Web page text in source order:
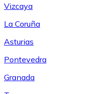
Vizcaya
La Coruña
Asturias
Pontevedra
Granada